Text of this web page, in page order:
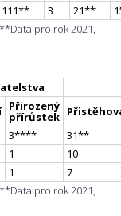
111** 3 21**
Data pro rok 2021,
Přirozený
přírůstek
3**** 31**
1
10
1
7
Data pro rok 2021,